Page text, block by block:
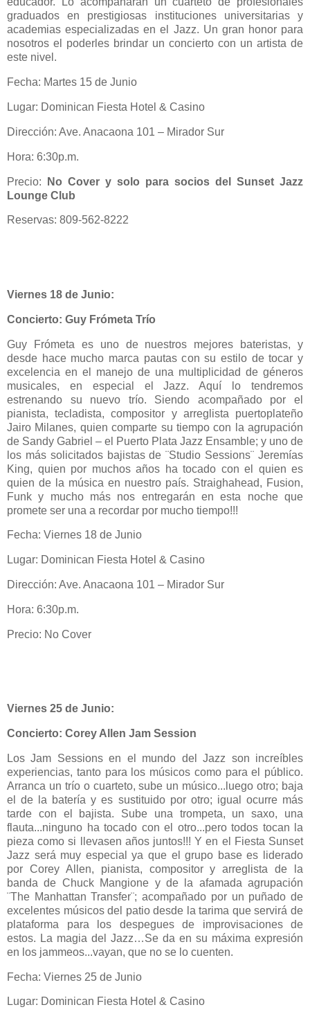
graduados en prestigiosas instituciones universitarias y
academias especializadas en el Jazz. Un gran honor para
nosotros el poderles brindar un concierto con un artista de
este nivel.
Fecha: Martes 15 de Junio
Lugar: Dominican Fiesta Hotel & Casino
Dirección: Ave. Anacaona 101 – Mirador Sur
Hora: 6:30p.m.
Precio:
No Cover y solo para socios del Sunset Jazz
Lounge Club
Reservas: 809-562-8222
Viernes 18 de Junio:
Concierto: Guy Frómeta Trío
Guy Frómeta es uno de nuestros mejores bateristas, y
desde hace mucho marca pautas con su estilo de tocar y
excelencia en el manejo de una multiplicidad de géneros
musicales, en especial el Jazz. Aquí lo tendremos
estrenando su nuevo trío. Siendo acompañado por el
pianista, tecladista, compositor y arreglista puertoplateño
Jairo Milanes, quien comparte su tiempo con la agrupación
de Sandy Gabriel – el Puerto Plata Jazz Ensamble; y uno de
los más solicitados bajistas de ¨Studio Sessions¨ Jeremías
King, quien por muchos años ha tocado con el quien es
quien de la música en nuestro país. Straighahead, Fusion,
Funk y mucho más nos entregarán en esta noche que
promete ser una a recordar por mucho tiempo!!!
Fecha: Viernes 18 de Junio
Lugar: Dominican Fiesta Hotel & Casino
Dirección: Ave. Anacaona 101 – Mirador Sur
Hora: 6:30p.m.
Precio: No Cover
Viernes 25 de Junio:
Concierto: Corey Allen Jam Session
Los Jam Sessions en el mundo del Jazz son increíbles
experiencias, tanto para los músicos como para el público.
Arranca un trío o cuarteto, sube un músico...luego otro; baja
el de la batería y es sustituido por otro; igual ocurre más
tarde con el bajista. Sube una trompeta, un saxo, una
flauta...ninguno ha tocado con el otro...pero todos tocan la
pieza como si llevasen años juntos!!! Y en el Fiesta Sunset
Jazz será muy especial ya que el grupo base es liderado
por Corey Allen, pianista, compositor y arreglista de la
banda de Chuck Mangione y de la afamada agrupación
¨The Manhattan Transfer¨;acompañado por un puñado de
excelentes músicos del patio desde la tarima que servirá de
plataforma para los despegues de improvisaciones de
estos. La magia del Jazz…Se da en su máxima expresión
en los jammeos...vayan, que no se lo cuenten.
Fecha: Viernes 25 de Junio
Lugar: Dominican Fiesta Hotel & Casino